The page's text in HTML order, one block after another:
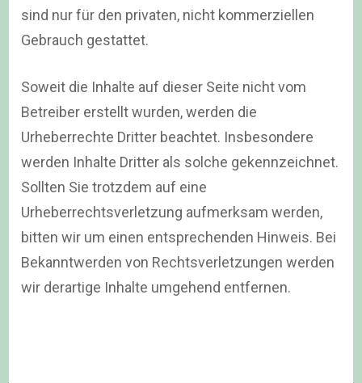
sind nur für den privaten, nicht kommerziellen
Gebrauch gestattet.
Soweit die Inhalte auf dieser Seite nicht vom
Betreiber erstellt wurden, werden die
Urheberrechte Dritter beachtet. Insbesondere
werden Inhalte Dritter als solche gekennzeichnet.
Sollten Sie trotzdem auf eine
Urheberrechtsverletzung aufmerksam werden,
bitten wir um einen entsprechenden Hinweis. Bei
Bekanntwerden von Rechtsverletzungen werden
wir derartige Inhalte umgehend entfernen.